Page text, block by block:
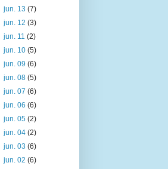
jun. 13 (7)
jun. 12 (3)
jun. 11 (2)
jun. 10 (5)
jun. 09 (6)
jun. 08 (5)
jun. 07 (6)
jun. 06 (6)
jun. 05 (2)
jun. 04 (2)
jun. 03 (6)
jun. 02 (6)